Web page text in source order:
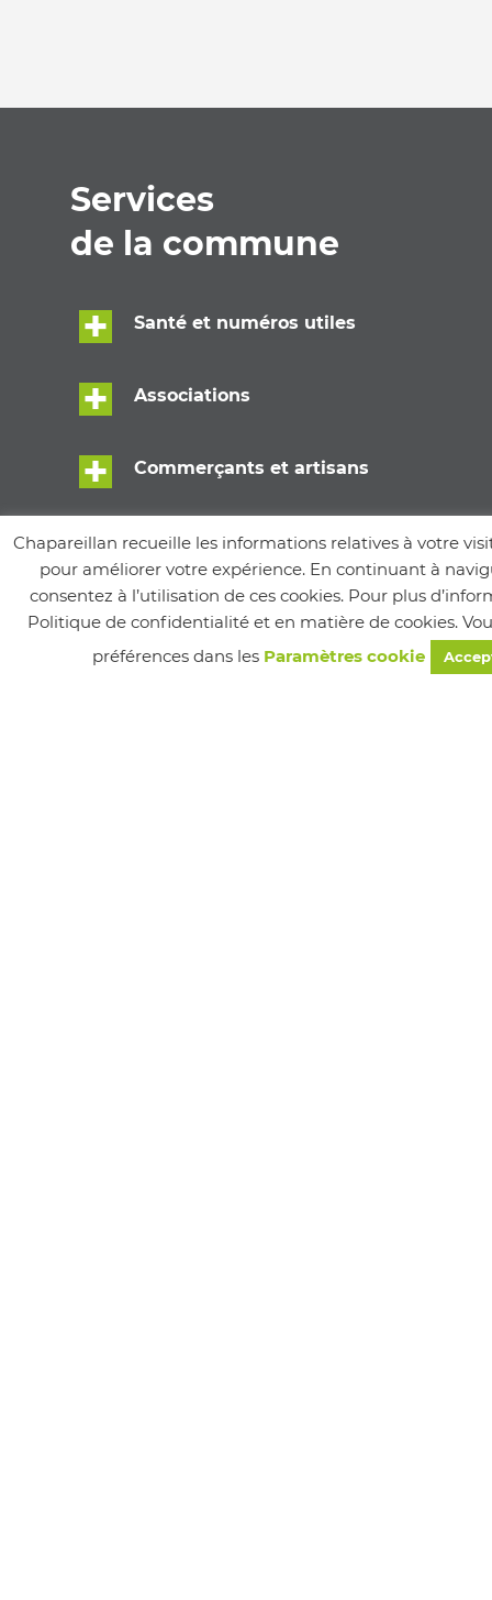
Services
de la commune
Santé et numéros utiles
Associations
Commerçants et artisans
Écoles
Services municipaux
Chapareillan recueille les informations relatives à votre
pour améliorer votre expérience. En continuant à
consentez à l’utilisation de ces cookies. Pour plus
Politique de confidentialité et en matière de cookies.
préférences dans les Paramètres cookie